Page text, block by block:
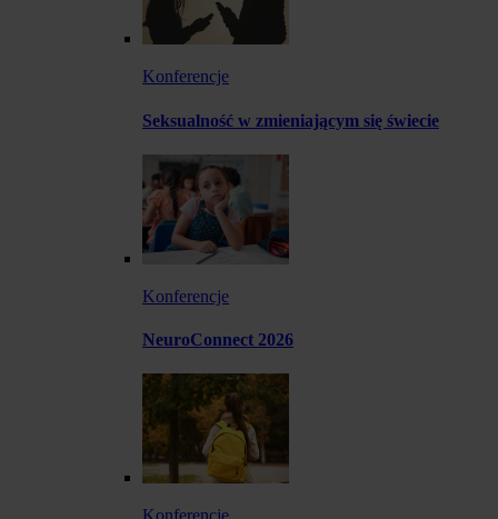
Konferencje
Seksualność w zmieniającym się świecie
Konferencje
NeuroConnect 2026